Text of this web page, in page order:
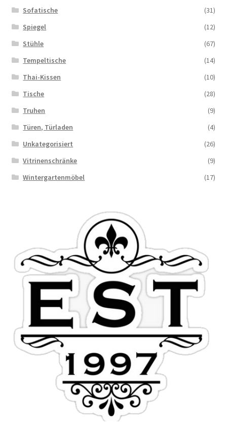
Sofatische
(31)
Spiegel
(12)
Stühle
(67)
Tempeltische
(14)
Thai-Kissen
(10)
Tische
(28)
Truhen
(9)
Türen, Türladen
(4)
Unkategorisiert
(26)
Vitrinenschränke
(9)
Wintergartenmöbel
(17)